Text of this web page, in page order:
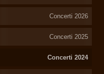
Concerti 2026
Concerti 2025
Concerti 2024